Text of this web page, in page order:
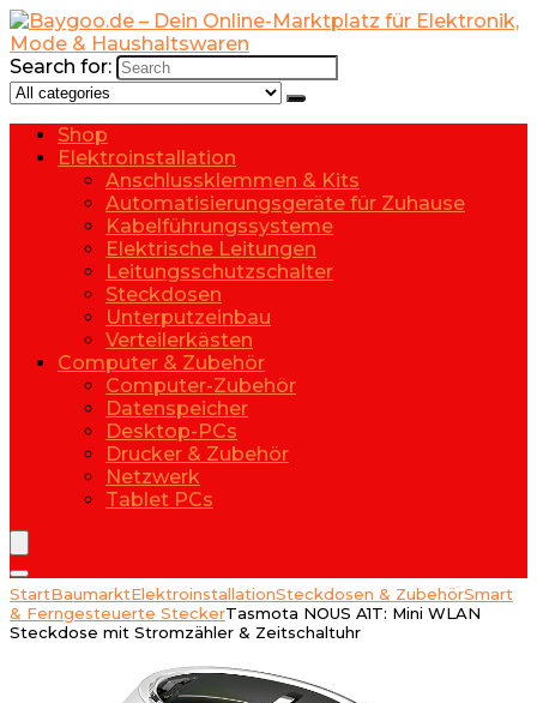
Search for:
Shop
Elektroinstallation
Anschlussklemmen & Kits
Automatisierungsgeräte für Zuhause
Kabelführungssysteme
Elektrische Leitungen
Leitungsschutzschalter
Steckdosen
Unterputzeinbau
Verteilerkästen
Computer & Zubehör
Computer-Zubehör
Datenspeicher
Desktop-PCs
Drucker & Zubehör
Netzwerk
Tablet PCs
StartBaumarktElektroinstallationSteckdosen & ZubehörSmart
& Ferngesteuerte SteckerTasmota NOUS A1T: Mini WLAN
Steckdose mit Stromzähler & Zeitschaltuhr